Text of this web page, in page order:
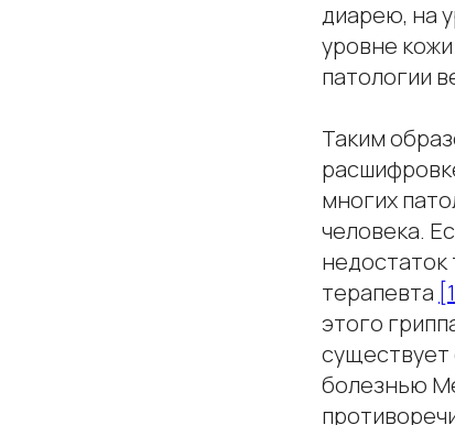
диарею, на
уровне
патологии
Таким
многих
человека.
недостаток
терапевта [1]
этого
существует
болезнью